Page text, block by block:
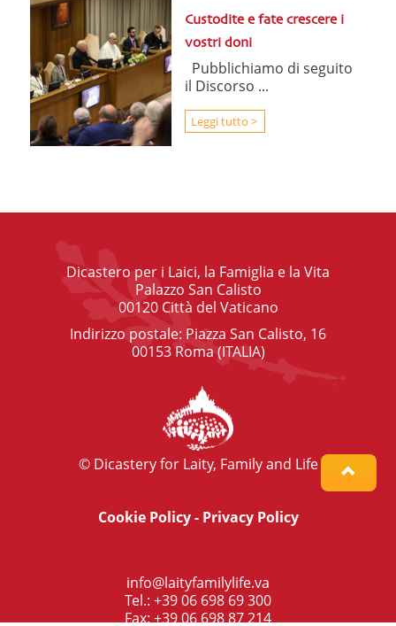
Custodite e fate crescere i
vostri doni
Pubblichiamo di seguito
il Discorso ...
Leggi tutto >
Dicastero per i Laici, la Famiglia e la Vita
Palazzo San Calisto
00120 Città del Vaticano
Indirizzo postale: Piazza San Calisto, 16
00153 Roma (ITALIA)
© Dicastery for Laity, Family and Life
Cookie Policy- Privacy Policy
info@laityfamilylife.va
Tel.: +39 06 698 69 300
Fax: +39 06 698 87 214